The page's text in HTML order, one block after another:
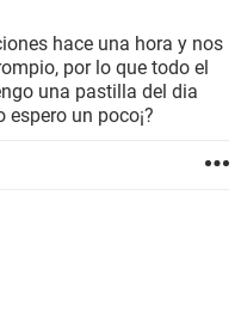
hace una hora y nos
por lo que todo el
una pastilla del dia
un poco¡?